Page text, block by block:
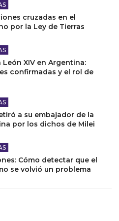
cruzadas en el
por la Ley de Tierras
León XIV en Argentina:
confirmadas y el rol de
a su embajador de la
por los dichos de Milei
Cómo detectar que el
se volvió un problema